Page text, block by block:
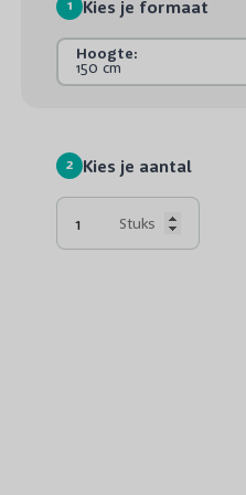
1 Kies je formaat
Hoogte:
150 cm
2 Kies je aantal
Stuks